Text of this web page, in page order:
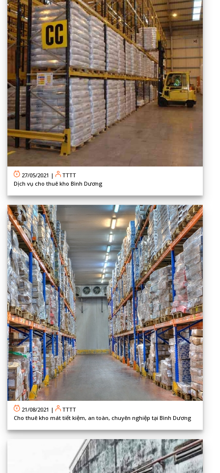
27/05/2021 |
TTTT
Dịch vụ cho thuê kho Bình Dương
21/08/2021 |
TTTT
Cho thuê kho mát tiết kiệm, an toàn, chuyên nghiệp tại Bình Dương